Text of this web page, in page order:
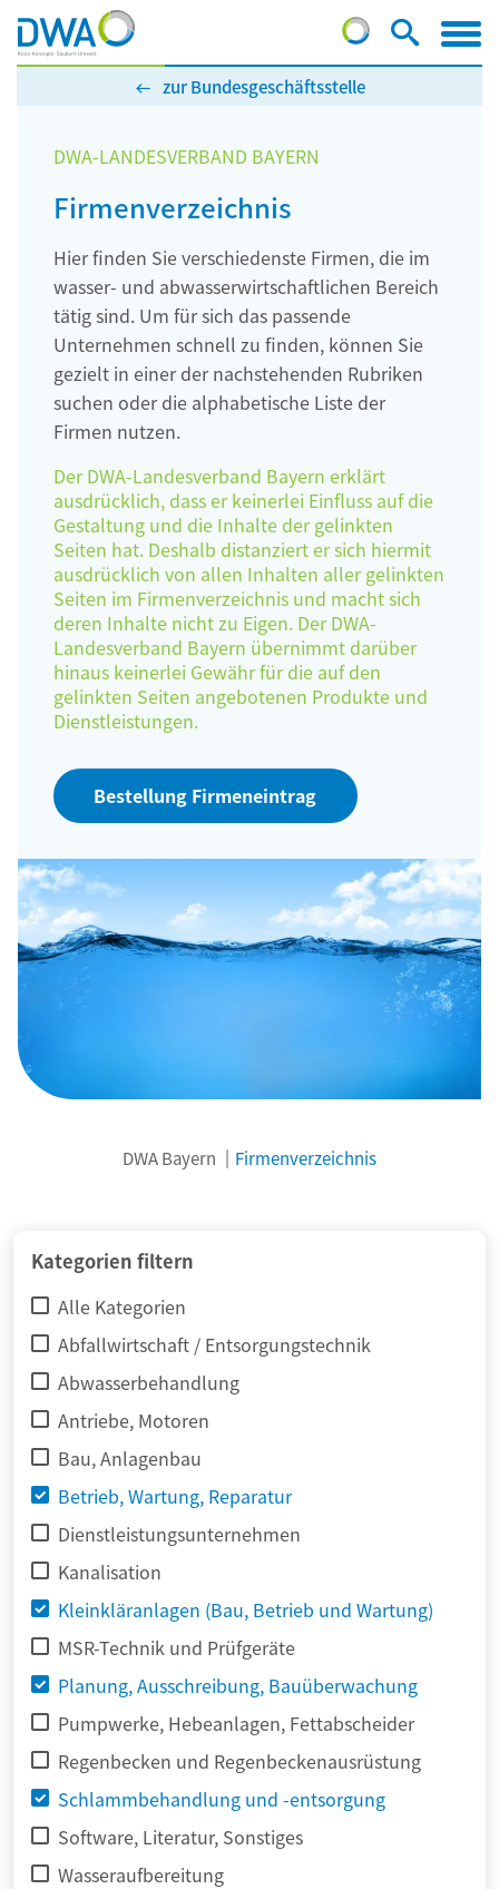
zur Bundesgeschäftsstelle
DWA-LANDESVERBAND BAYERN
Firmenverzeichnis
Hier finden Sie verschiedenste Firmen, die im
wasser- und abwasserwirtschaftlichen Bereich
tätig sind. Um für sich das passende
Unternehmen schnell zu finden, können Sie
gezielt in einer der nachstehenden Rubriken
suchen oder die alphabetische Liste der
Firmen nutzen.
Der DWA-Landesverband Bayern erklärt
ausdrücklich, dass er keinerlei Einfluss auf die
Gestaltung und die Inhalte der gelinkten
Seiten hat. Deshalb distanziert er sich hiermit
ausdrücklich von allen Inhalten aller gelinkten
Seiten im Firmenverzeichnis und macht sich
deren Inhalte nicht zu Eigen. Der DWA-
Landesverband Bayern übernimmt darüber
hinaus keinerlei Gewähr für die auf den
gelinkten Seiten angebotenen Produkte und
Dienstleistungen.
Bestellung Firmeneintrag
DWA Bayern Firmenverzeichnis
Kategorien filtern
Alle Kategorien
Abfallwirtschaft / Entsorgungstechnik
Abwasserbehandlung
Antriebe, Motoren
Bau, Anlagenbau
Betrieb, Wartung, Reparatur
Dienstleistungsunternehmen
Kanalisation
Kleinkläranlagen (Bau, Betrieb und Wartung)
MSR-Technik und Prüfgeräte
Planung, Ausschreibung, Bauüberwachung
Pumpwerke, Hebeanlagen, Fettabscheider
Regenbecken und Regenbeckenausrüstung
Schlammbehandlung und -entsorgung
Software, Literatur, Sonstiges
Wasseraufbereitung